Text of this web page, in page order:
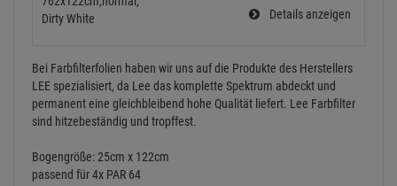
Details anzeigen
Bei Farbfilterfolien haben wir uns auf die Produkte des Herstellers
LEE spezialisiert, da Lee das komplette Spektrum abdeckt und
permanent eine gleichbleibend hohe Qualität liefert. Lee Farbfilter
sind hitzebeständig und tropffest.
Bogengröße: 25cm x 122cm
passend für 4x PAR 64